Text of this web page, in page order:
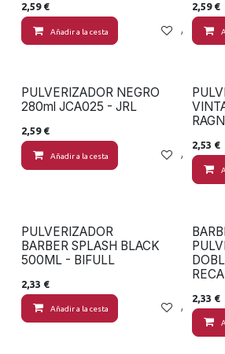
2,59€
Añadir a la cesta Añadir a
2,59€
PULVERIZADOR NEGRO
280ml JCA025 - JRL
2,59€
Añadir a la cesta Añadir a
2,53 €
PULVERIZADOR
BARBER SPLASH BLACK
500ML - BIFULL
2,33 €
Añadir a la cesta Añadir a
2,33 €